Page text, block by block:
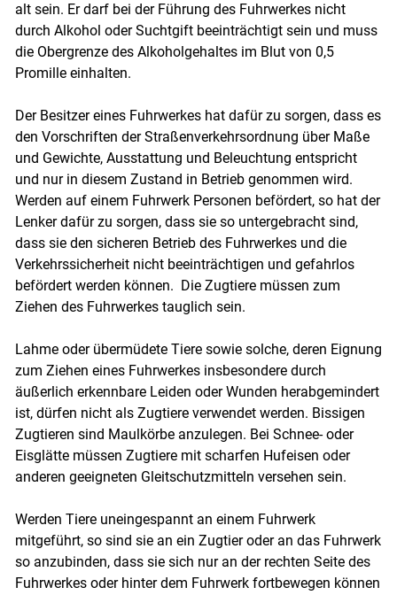
alt sein. Er darf bei der Führung des Fuhrwerkes nicht
durch Alkohol oder Suchtgift beeinträchtigt sein und muss
die Obergrenze des Alkoholgehaltes im Blut von 0,5
Promille einhalten.
Der Besitzer eines Fuhrwerkes hat dafür zu sorgen, dass es
den Vorschriften der Straßenverkehrsordnung über Maße
und Gewichte, Ausstattung und Beleuchtung entspricht
und nur in diesem Zustand in Betrieb genommen wird.
Werden auf einem Fuhrwerk Personen befördert, so hat der
Lenker dafür zu sorgen, dass sie so untergebracht sind,
dass sie den sicheren Betrieb des Fuhrwerkes und die
Verkehrssicherheit nicht beeinträchtigen und gefahrlos
befördert werden können. Die Zugtiere müssen zum
Ziehen des Fuhrwerkes tauglich sein.
Lahme oder übermüdete Tiere sowie solche, deren Eignung
zum Ziehen eines Fuhrwerkes insbesondere durch
äußerlich erkennbare Leiden oder Wunden herabgemindert
ist, dürfen nicht als Zugtiere verwendet werden. Bissigen
Zugtieren sind Maulkörbe anzulegen. Bei Schnee- oder
Eisglätte müssen Zugtiere mit scharfen Hufeisen oder
anderen geeigneten Gleitschutzmitteln versehen sein.
Werden Tiere uneingespannt an einem Fuhrwerk
mitgeführt, so sind sie an ein Zugtier oder an das Fuhrwerk
so anzubinden, dass sie sich nur an der rechten Seite des
Fuhrwerkes oder hinter dem Fuhrwerk fortbewegen können